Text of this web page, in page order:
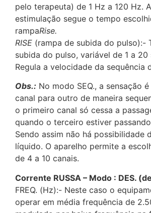
pelo terapeuta) de 1 Hz a 120 Hz.
estimulação segue o tempo
rampaRise.
RISE (rampa de subida do pulso):-
subida do pulso, variável de 1 a 20
Regula a velocidade da sequência
Obs.: No modo SEQ., a sensação
canal para outro de maneira
o primeiro canal só cessa a
quando o terceiro estiver
Sendo assim não há possibilidade
líquido. O aparelho permite a
de 4 a 10 canais.
Corrente RUSSA – Modo : DES.
FREQ. (Hz):- Neste caso o
operar em média frequência de